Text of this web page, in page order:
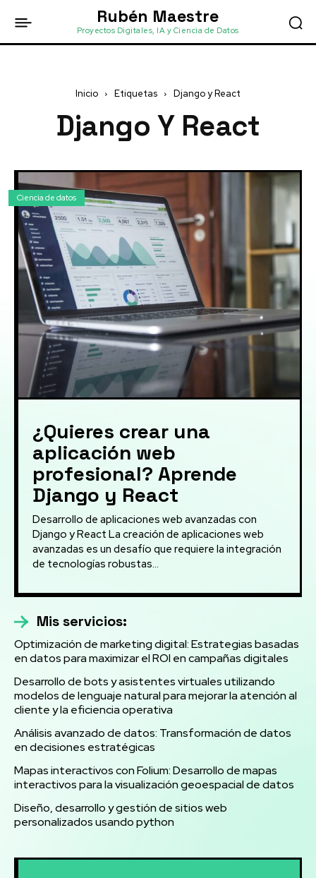
Rubén Maestre
Proyectos Digitales, IA y Ciencia de Datos
Inicio Etiquetas Django y React
Django Y React
Ciencia de datos
¿Quieres crear una
aplicación web
profesional? Aprende
Django y React
Desarrollo de aplicaciones web avanzadas con
Django y React La creación de aplicaciones web
avanzadas es un desafío que requiere la integración
de tecnologías robustas...
Mis servicios:
Optimización de marketing digital: Estrategias basadas
en datos para maximizar el ROI en campañas digitales
Desarrollo de bots y asistentes virtuales utilizando
modelos de lenguaje natural para mejorar la atención al
cliente y la eficiencia operativa
Análisis avanzado de datos: Transformación de datos
en decisiones estratégicas
Mapas interactivos con Folium: Desarrollo de mapas
interactivos para la visualización geoespacial de datos
Diseño, desarrollo y gestión de sitios web
personalizados usando python